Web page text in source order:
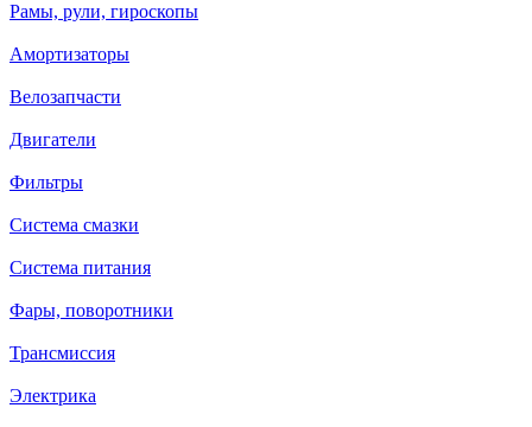
Рамы, рули, гироскопы
Амортизаторы
Велозапчасти
Двигатели
Фильтры
Система смазки
Система питания
Фары, поворотники
Трансмиссия
Электрика